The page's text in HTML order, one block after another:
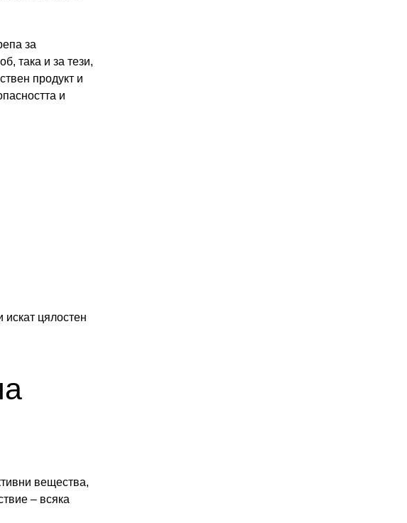
за
така и за тези,
продукт и
и
искат цялостен
вещества,
– всяка